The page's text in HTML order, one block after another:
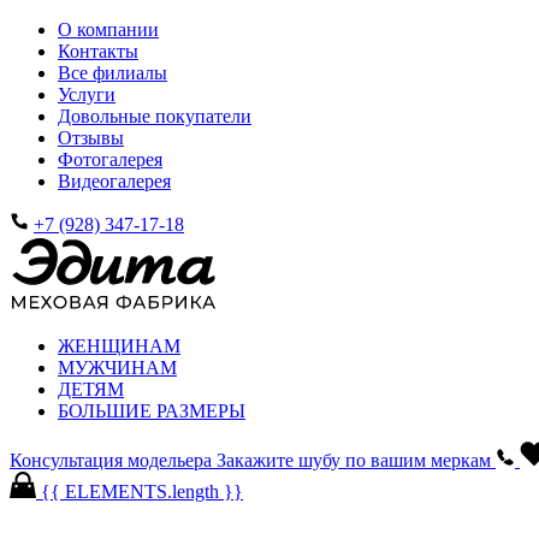
О компании
Контакты
Все филиалы
Услуги
Довольные покупатели
Отзывы
Фотогалерея
Видеогалерея
+7 (928) 347-17-18
ЖЕНЩИНАМ
МУЖЧИНАМ
ДЕТЯМ
БОЛЬШИЕ РАЗМЕРЫ
Консультация модельера Закажите шубу по вашим меркам
{{ ELEMENTS.length }}